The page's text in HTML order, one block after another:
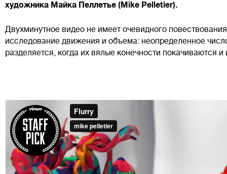
художника Майка Пеллетье (Mike Pelletier).
Двухминутное видео не имеет очевидного
исследование движения и объема: неопределенное
разделяется, когда их вялые конечности покачиваются